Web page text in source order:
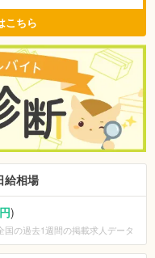
こちら
給相場
)
国の過去1週間の掲載求人データ